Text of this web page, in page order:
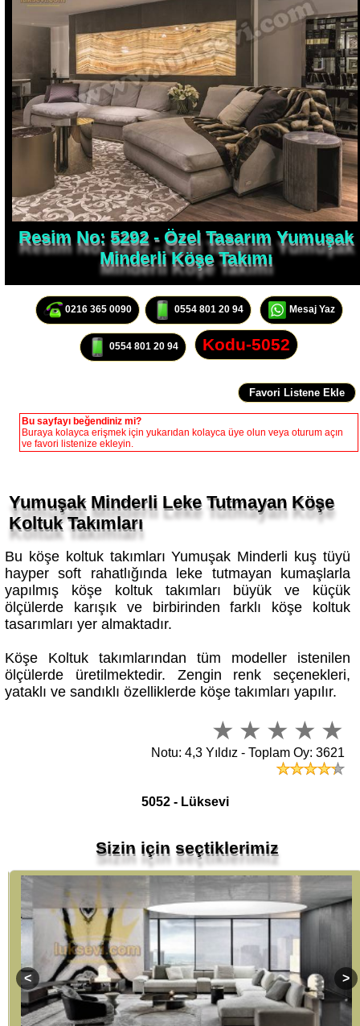
Resim No: 5292 - Özel Tasarım Yumuşak
Minderli Köşe Takımı
0216 365 0090 0554 801 20 94 Mesaj Yaz
0554 801 20 94 Kodu-5052
Buraya kolayca erişmek için yukarıdan kolayca üye olun veya oturum açın
ve favori listenize ekleyin.
Yumuşak Minderli Leke Tutmayan Köşe
Koltuk Takımları
Bu köşe koltuk takımları Yumuşak Minderli kuş tüyü
hayper soft rahatlığında leke tutmayan kumaşlarla
yapılmış köşe koltuk takımları büyük ve küçük
ölçülerde karışık ve birbirinden farklı köşe koltuk
tasarımları yer almaktadır.
ölçülerde üretilmektedir. Zengin renk seçenekleri,
yataklı ve sandıklı özelliklerde köşe takımları yapılır.
Notu: 4,3 Yıldız - Toplam Oy: 3621